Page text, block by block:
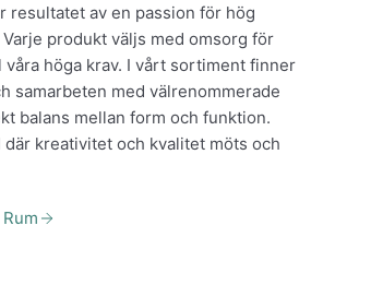
resultatet av en passion för hög
produkt väljs med omsorg för
höga krav. I vårt sortiment finner
samarbeten med välrenommerade
balans mellan form och funktion.
kreativitet och kvalitet möts och